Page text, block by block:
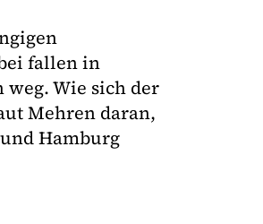
fallen in
weg. Wie sich der
Mehren daran,
Hamburg